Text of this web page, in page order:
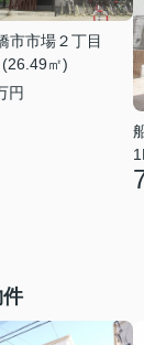
市市場２丁目
(26.49㎡)
円